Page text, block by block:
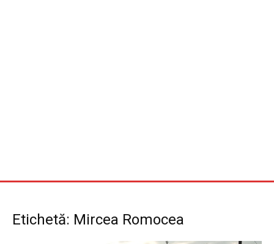
Etichetă: Mircea Romocea